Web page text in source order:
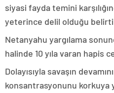
siyasi fayda temini
yeterince delil olduğu
Netanyahu yargılama
halinde 10 yıla varan hapis
Dolayısıyla savaşın
konsantrasyonunu